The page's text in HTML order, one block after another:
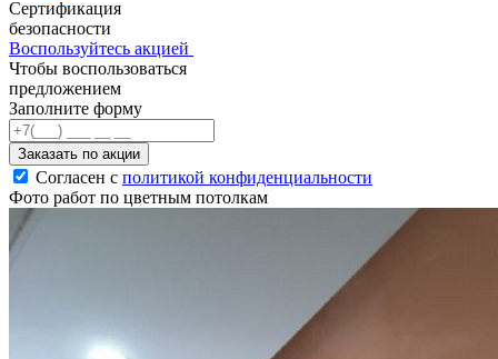
Сертификация
безопасности
Воспользуйтесь акцией
Чтобы воспользоваться
предложением
Заполните форму
Заказать по акции
Согласен с политикой конфиденциальности
Фото работ по цветным потолкам